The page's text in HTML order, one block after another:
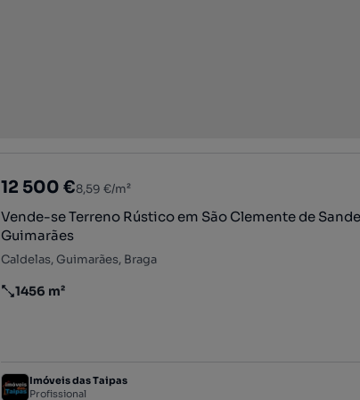
12 500 €8,59 €/m²
Vende-se Terreno Rústico em São Clemente de
Guimarães
Caldelas, Guimarães, Braga
Preço por metro quadrado
1456 m²
Imóveis das Taipas
Profissional